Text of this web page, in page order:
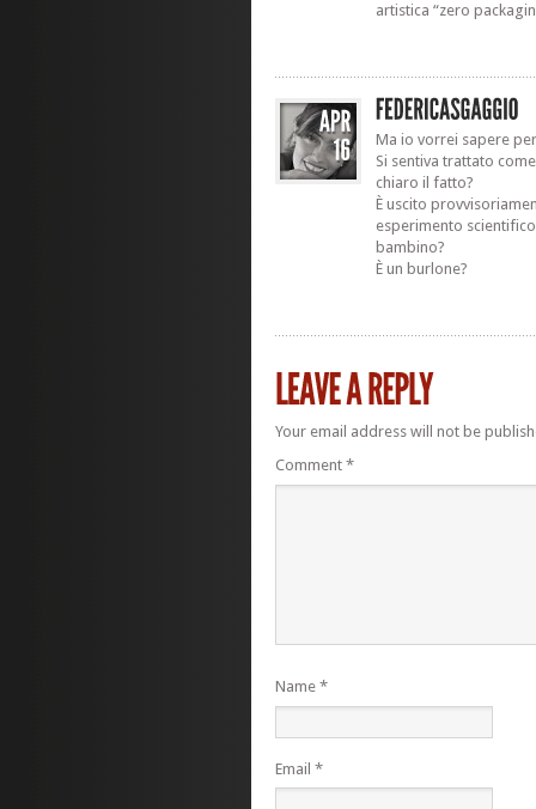
artistica “zero
Ma io vorrei sapere
Si sentiva trattato
chiaro il fatto?
È uscito
esperimento
bambino?
È un burlone?
Your email address will not be
Comment *
Name *
Email *